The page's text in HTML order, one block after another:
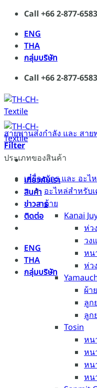
Skip
content
Call +66 2-877-
ENG
THA
กลุ่มบริษัท
Call +66 2-877-
เกี่ยวกับเรา
สินค้า
ข่าวสาร
ติดต่อ
ENG
THA
กลุ่มบริษัท
สายพานส่งกำลัง และ สาย
Filter
ประเภทของสินค้า
เครื่องจักร และ อะไ
อะไหล่สำหรับ
ด้าย
Kanai
ห่ว
วง
หน
ห่ว
ผ้า
ลูก
ลูก
Tosin
หน
หน
หน
หน